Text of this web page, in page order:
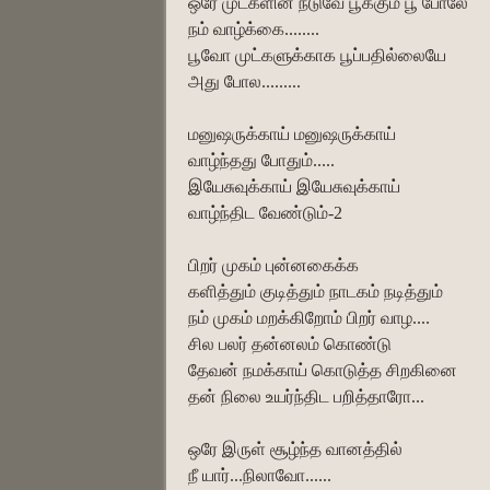
நம் வாழ்க்கை........
பூவோ முட்களுக்காக பூப்பதில்லையே
அது போல.........
மனுஷருக்காய் மனுஷருக்காய்
வாழ்ந்தது போதும்.....
இயேசுவுக்காய் இயேசுவுக்காய்
வாழ்ந்திட வேண்டும்-2
பிறர் முகம் புன்னகைக்க
களித்தும் குடித்தும் நாடகம் நடித்தும்
நம் முகம் மறக்கிறோம் பிறர் வாழ....
சில பலர் தன்னலம் கொண்டு
தேவன் நமக்காய் கொடுத்த சிறகினை
தன் நிலை உயர்ந்திட பறித்தாரோ...
ஒரே இருள் சூழ்ந்த வானத்தில்
நீ யார்...நிலாவோ......